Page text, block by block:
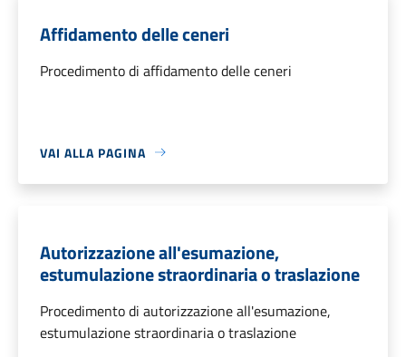
Affidamento delle ceneri
Procedimento di affidamento delle ceneri
VAI ALLA PAGINA
Autorizzazione all'esumazione,
estumulazione straordinaria o traslazione
Procedimento di autorizzazione all'esumazione,
estumulazione straordinaria o traslazione